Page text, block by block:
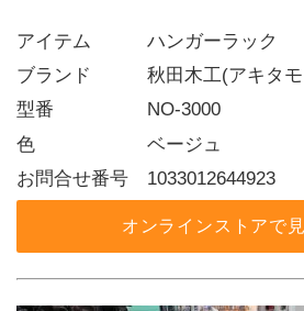
アイテム   ハンガーラック
ブランド   秋田木工(アキタモ
型番     NO-3000
色      ベージュ
お問合せ番号 1033012644923
オンラインストアで